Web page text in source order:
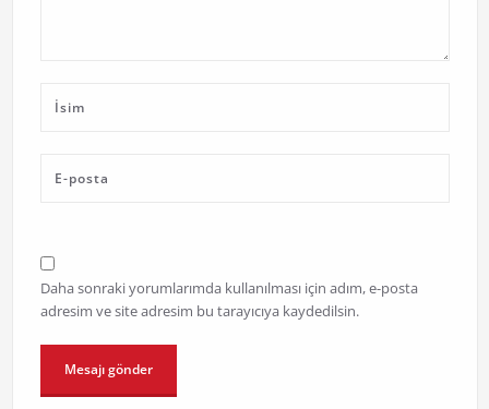
Daha sonraki yorumlarımda kullanılması için adım, e-posta
adresim ve site adresim bu tarayıcıya kaydedilsin.